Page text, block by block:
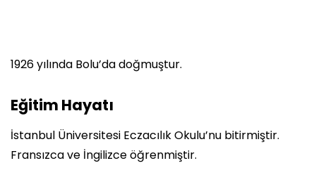
1926 yılında Bolu’da doğmuştur.
Eğitim Hayatı
İstanbul Üniversitesi Eczacılık Okulu’nu bitirmiştir.
Fransızca ve İngilizce öğrenmiştir.